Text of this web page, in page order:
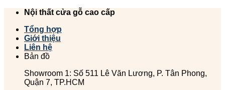
Chuyển
dung
Nội thất cửa gỗ cao cấp
Tổng hợp
Giới thiệu
Liên hệ
Bản đồ
Showroom 1: Số 511 Lê Văn Lương, P. Tân Phong,
Quận 7, TP.HCM